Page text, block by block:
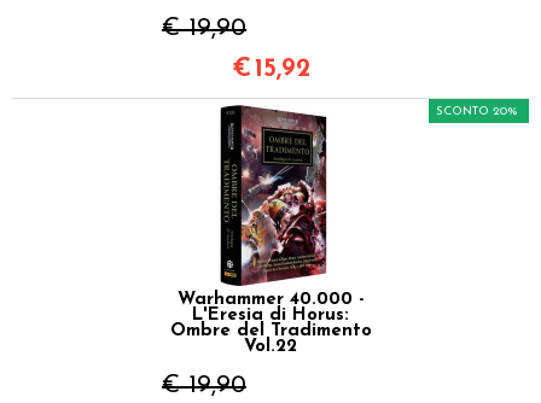
€ 19,90
€ 15,92
Warhammer 40.000 -
L'Eresia di Horus:
Ombre del Tradimento
Vol.22
€ 19,90
SCONTO 20%